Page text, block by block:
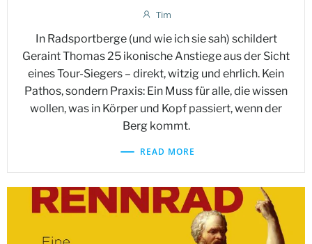
Tim
In Radsportberge (und wie ich sie sah) schildert
Geraint Thomas 25 ikonische Anstiege aus der Sicht
eines Tour-Siegers – direkt, witzig und ehrlich. Kein
Pathos, sondern Praxis: Ein Muss für alle, die wissen
wollen, was in Körper und Kopf passiert, wenn der
Berg kommt.
READ MORE